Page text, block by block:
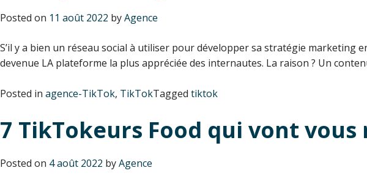
Posted on 11 août 2022 byAgence
S’il y a bien un réseau social à utiliser pour développer sa stratégie marketing
devenue LA plateforme la plus appréciée des internautes. La raison ? Un
Posted in agence-TikTok, TikTokTagged tiktok
7 TikTokeurs Food qui vont
Posted on 4 août 2022 byAgence